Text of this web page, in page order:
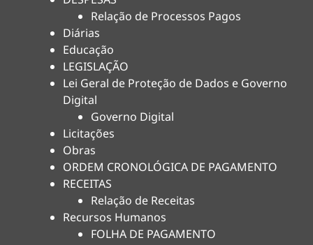
Relação de Processos Pagos
Diárias
Educação
LEGISLAÇÃO
Lei Geral de Proteção de Dados e Governo
Digital
Governo Digital
Licitações
Obras
ORDEM CRONOLÓGICA DE PAGAMENTO
RECEITAS
Relação de Receitas
Recursos Humanos
FOLHA DE PAGAMENTO